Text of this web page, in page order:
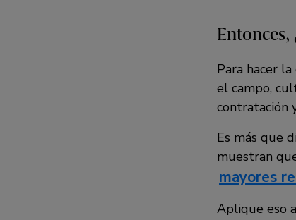
Para hacer
el campo,
contratación
Es más que
muestran
mayores
Aplique eso